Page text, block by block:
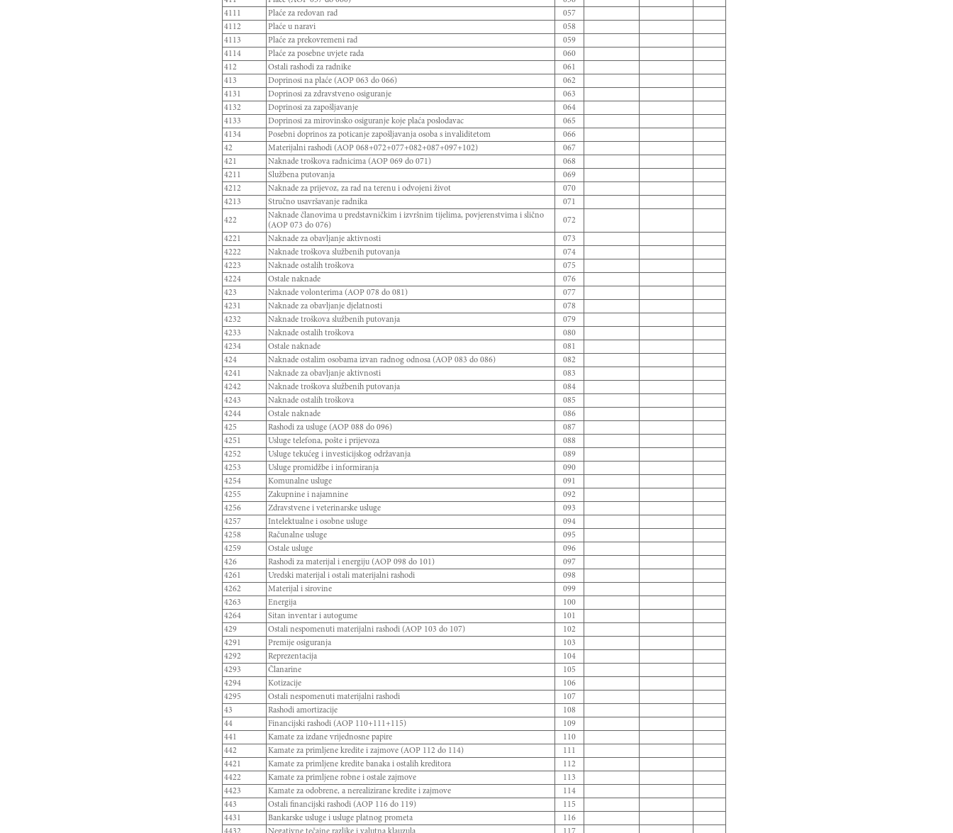
4111
Plaće za redovan rad
057
4112
Plaće u naravi
058
4113
Plaće za prekovremeni rad
059
4114
Plaće za posebne uvjete rada
060
412
Ostali rashodi za radnike
061
413
Doprinosi na plaće (AOP 063 do 066)
062
4131
Doprinosi za zdravstveno osiguranje
063
4132
Doprinosi za zapošljavanje
064
4133
Doprinosi za mirovinsko osiguranje koje plaća poslodavac
065
4134
Posebni doprinos za poticanje zapošljavanja osoba s invaliditetom
066
42
Materijalni rashodi (AOP 068+072+077+082+087+097+102)
067
421
Naknade troškova radnicima (AOP 069 do 071)
068
4211
Službena putovanja
069
4212
Naknade za prijevoz, za rad na terenu i odvojeni život
070
4213
Stručno usavršavanje radnika 071
422
Naknade članovima u predstavničkim i izvršnim tijelima, povjerenstvima i slično
(AOP 073 do 076)
072
4221 Naknade za obavljanje aktivnosti
073
4222
Naknade troškova službenih putovanja
074
4223
Naknade ostalih troškova
075
4224
Ostale naknade
076
423
Naknade volonterima (AOP 078 do 081)
077
4231
Naknade za obavljanje djelatnosti
078
4232
Naknade troškova službenih putovanja
079
4233
Naknade ostalih troškova
080
4234
Ostale naknade
081
424
Naknade ostalim osobama izvan radnog odnosa (AOP 083 do 086)
082
4241
Naknade za obavljanje aktivnosti
083
4242
Naknade troškova službenih putovanja
084
4243
Naknade ostalih troškova
085
4244
Ostale naknade
086
425
Rashodi za usluge (AOP 088 do 096)
087
4251
Usluge telefona, pošte i prijevoza
088
4252
Usluge tekućeg i investicijskog održavanja
089
4253
Usluge promidžbe i informiranja
090
4254
Komunalne usluge
091
4255
Zakupnine i najamnine
092
4256
Zdravstvene i veterinarske usluge
093
4257
Intelektualne i osobne usluge
094
4258
Računalne usluge
095
4259
Ostale usluge
096
426
Rashodi za materijal i energiju (AOP 098 do 101)
097
4261
Uredski materijal i ostali materijalni rashodi
098
4262
Materijal i sirovine
099
4263
Energija
100
4264
Sitan inventar i autogume
101
429
Ostali nespomenuti materijalni rashodi (AOP 103 do 107)
102
4291
Premije osiguranja
103
4292
Reprezentacija
104
4293
Članarine
105
4294
Kotizacije
106
4295
Ostali nespomenuti materijalni rashodi
107
43
Rashodi amortizacije
108
44
Financijski rashodi (AOP 110+111+115)
109
441
Kamate za izdane vrijednosne papire
110
442
Kamate za primljene kredite i zajmove (AOP 112 do 114)
111
4421
Kamate za primljene kredite banaka i ostalih kreditora
112
4422
Kamate za primljene robne i ostale zajmove
113
4423
Kamate za odobrene, a nerealizirane kredite i zajmove
114
443
Ostali financijski rashodi (AOP 116 do 119)
115
4431
Bankarske usluge i usluge platnog prometa
116